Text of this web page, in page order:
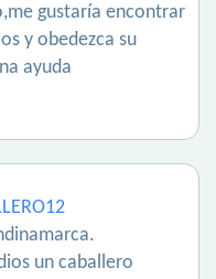
gustaría encontrar
y obedezca su
ayuda
un caballero